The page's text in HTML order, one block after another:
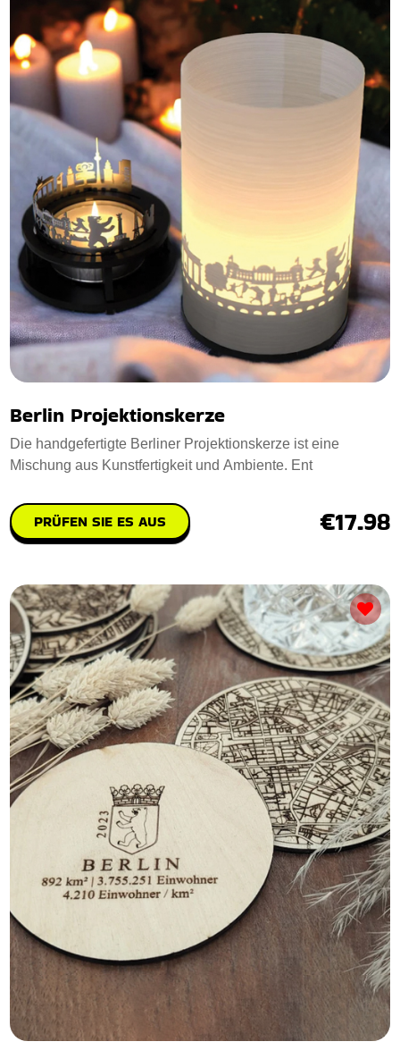
Berlin Projektionskerze
Die handgefertigte Berliner Projektionskerze ist eine
Mischung aus Kunstfertigkeit und Ambiente. Ent
PRÜFEN SIE ES AUS €17.98